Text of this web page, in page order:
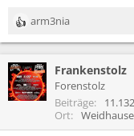
R
e
k
t
i
n
arm3nia
Frankenstolz
Forenstolz
Beiträge
11.132
Ort